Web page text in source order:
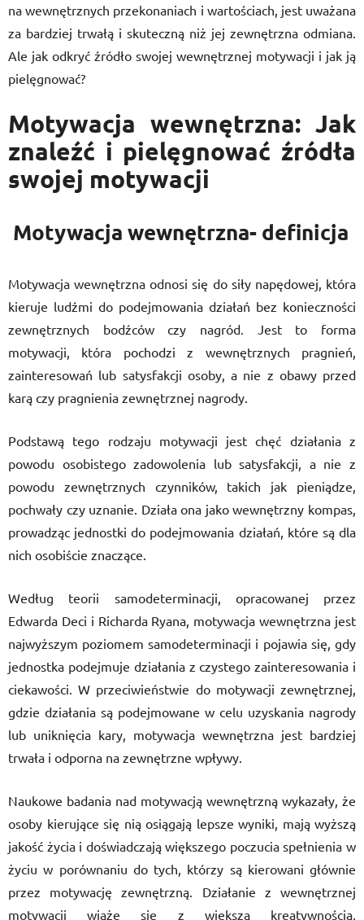
na wewnętrznych przekonaniach i wartościach, jest uważana
za bardziej trwałą i skuteczną niż jej zewnętrzna odmiana.
Ale jak odkryć źródło swojej wewnętrznej motywacji i jak ją
pielęgnować?
Motywacja wewnętrzna: Jak
znaleźć i pielęgnować źródła
swojej motywacji
Motywacja wewnętrzna- definicja
Motywacja wewnętrzna odnosi się do siły napędowej, która
kieruje ludźmi do podejmowania działań bez konieczności
zewnętrznych bodźców czy nagród. Jest to forma
motywacji, która pochodzi z wewnętrznych pragnień,
zainteresowań lub satysfakcji osoby, a nie z obawy przed
karą czy pragnienia zewnętrznej nagrody.
Podstawą tego rodzaju motywacji jest chęć działania z
powodu osobistego zadowolenia lub satysfakcji, a nie z
powodu zewnętrznych czynników, takich jak pieniądze,
pochwały czy uznanie. Działa ona jako wewnętrzny kompas,
prowadząc jednostki do podejmowania działań, które są dla
nich osobiście znaczące.
Według teorii samodeterminacji, opracowanej przez
Edwarda Deci i Richarda Ryana, motywacja wewnętrzna jest
najwyższym poziomem samodeterminacji i pojawia się, gdy
jednostka podejmuje działania z czystego zainteresowania i
ciekawości. W przeciwieństwie do motywacji zewnętrznej,
gdzie działania są podejmowane w celu uzyskania nagrody
lub uniknięcia kary, motywacja wewnętrzna jest bardziej
trwała i odporna na zewnętrzne wpływy.
Naukowe badania nad motywacją wewnętrzną wykazały, że
osoby kierujące się nią osiągają lepsze wyniki, mają wyższą
jakość życia i doświadczają większego poczucia spełnienia w
życiu w porównaniu do tych, którzy są kierowani głównie
przez motywację zewnętrzną. Działanie z wewnętrznej
motywacji wiąże się z większą kreatywnością,